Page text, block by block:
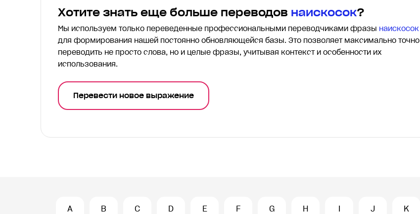
Хотите знать еще больше переводов наискосок?
Мы используем только переведенные профессиональными переводчиками фразы наискосок
для формирования нашей постоянно обновляющейся базы. Это позволяет максимально точно
переводить не просто слова, но и целые фразы, учитывая контекст и особенности их
использования.
Перевести новое выражение
A B C D E F G H I J K